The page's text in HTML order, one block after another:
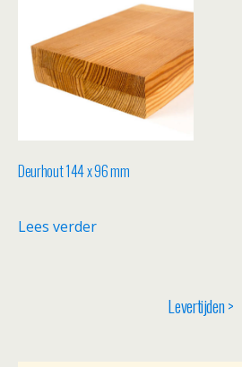
Deurhout 144 x 96 mm
Lees verder
Levertijden >